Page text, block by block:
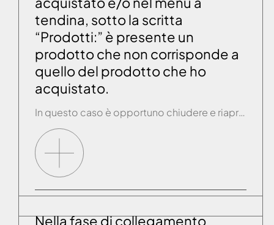
tendina, sotto la scritta
“Prodotti:” è presente un
prodotto che non corrisponde a
quello del prodotto che ho
acquistato.
In questo caso è opportuno chiudere e riaprire la app, se il problema si ripresenta è necessario effettuare la procedura di RESET sul pannello di controllo del prodotto (vedi paragrafo “PROCEDURA DI RESET”), togliere corrente al prodotto per qualche secondo poi ridare corrente ed accendere il pannello di controllo del prodotto. A questo punto aprire […]
Nella fase di collegamento